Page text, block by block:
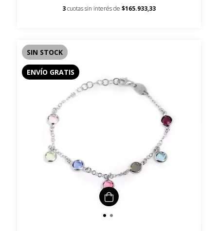
3cuotas sin interés de $165.933,33
SIN STOCK
ENVÍO GRATIS